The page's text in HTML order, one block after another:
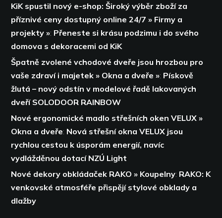
KiK spustil nový e-shop: Široký výběr zboží za
příznivé ceny dostupný online 24/7 » Firmy a
projekty »: Přeneste si krásu podzimu i do svého
domova s dekoracemi od KiK
Špatně zvolené vchodové dveře jsou hrozbou pro
vaše zdraví i majetek » Okna a dveře »: Pískově
žlutá – nový odstín v modelové řadě lakovaných
dveří SOLODOOR RAINBOW
Nové ergonomické madlo střešních oken VELUX »
Okna a dveře: Nová střešní okna VELUX jsou
rychlou cestou k úsporám energií, navíc
vydlážděnou dotací NZÚ Light
Nové dekory obkládaček RAKO » Koupelny: RAKO: K
venkovské atmosféře přispějí stylové obklady a
dlažby